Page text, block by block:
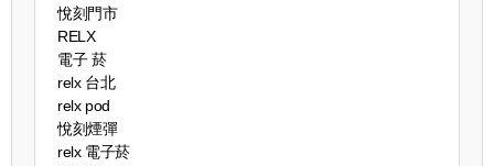
悅刻門市
RELX
電子 菸
relx 台北
relx pod
悅刻煙彈
relx 電子菸